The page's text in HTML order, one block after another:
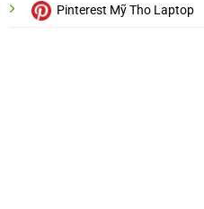
Pinterest Mỹ Tho Laptop